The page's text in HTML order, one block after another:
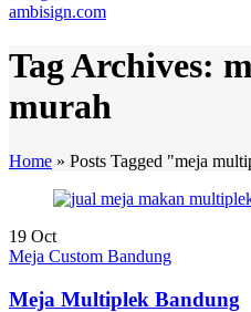
Tag Archives:
murah
Home » Posts Tagged "meja
19 Oct
Meja Custom Bandung
Meja Multiplek Bandung